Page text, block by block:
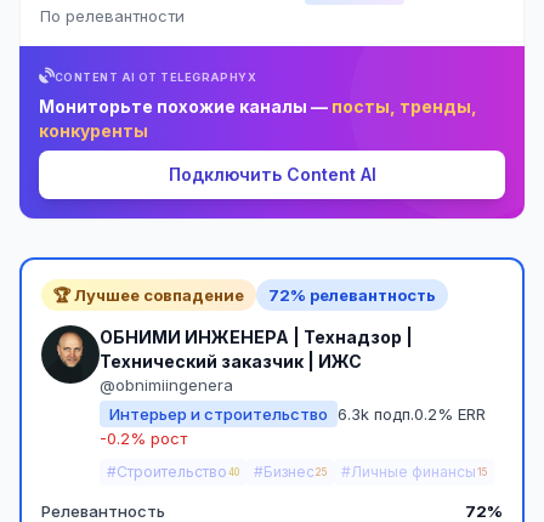
По релевантности
CONTENT AI ОТ TELEGRAPHYX
Мониторьте похожие каналы — посты, тренды,
конкуренты
Подключить Content AI
🏆 Лучшее совпадение 72% релевантность
ОБНИМИ ИНЖЕНЕРА | Технадзор |
Технический заказчик | ИЖС
@obnimiingenera
Интерьер и строительство 6.3k подп.0.2% ERR
-0.2% рост
#Строительство 40 #Бизнес 25 #Личные финансы 15
Релевантность 72%